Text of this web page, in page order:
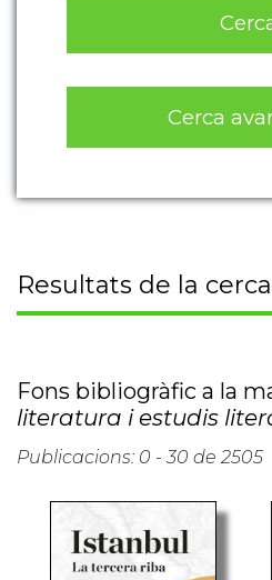
Cerca
Resultats de la
Fons bibliogràfic a la
literatura i estudis
Publicacions: 0 - 30 de 2505